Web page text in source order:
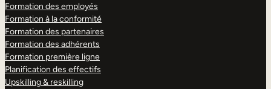
Formation des employés
Formation à la conformité
Formation des partenaires
Formation des adhérents
Formation première ligne
Planification des effectifs
Upskilling & reskilling